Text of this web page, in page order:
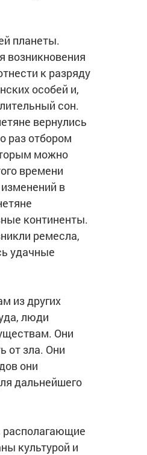
планеты.
возникновения
к разряду
особей и,
сон.
вернулись
раз отбором
можно
времени
в
континенты.
ремесла,
удачные
из других
люди
Они
от зла. Они
они
дальнейшего
располагающие
культурой и